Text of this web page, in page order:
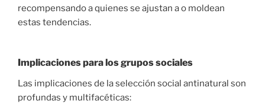
recompensando a quienes se ajustan a o moldean
estas tendencias.
Implicaciones para los grupos sociales
Las implicaciones de la selección social antinatural son
profundas y multifacéticas: